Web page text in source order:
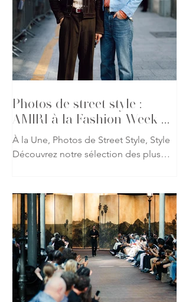
grottes d’Ajanta, des temples de
Tarakeshwara et des représentations
sacrées qui ont façonné l’histoire de
l’art indien. Les robes, corsets et
drapés épousent les lignes du corps
comme les sculptures de pierre qui les
Photos de street style :
AMIRI à la Fashion Week de
Paris
À la Une, Photos de Street Style, Style
Découvrez notre sélection des plus
de la Fashion Week de Paris. Fidèle à
l'univers imaginé par Mike Amiri, les
invités ont revisité les codes du
glamour californien à travers des
silhouettes mêlant tailoring
décontracté, cuir, denim et détails
précieux. Une galerie qui capture
l'atmosphère du défilé et l'élégance